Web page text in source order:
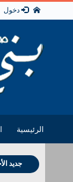
دخول
الرئيسية
جديد